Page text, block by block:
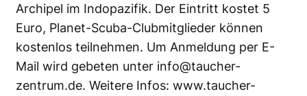
Archipel im Indopazifik. Der Eintritt kostet 5
Euro, Planet-Scuba-Clubmitglieder können
kostenlos teilnehmen. Um Anmeldung per E-
Mail wird gebeten unter info@taucher-
zentrum.de. Weitere Infos: www.taucher-